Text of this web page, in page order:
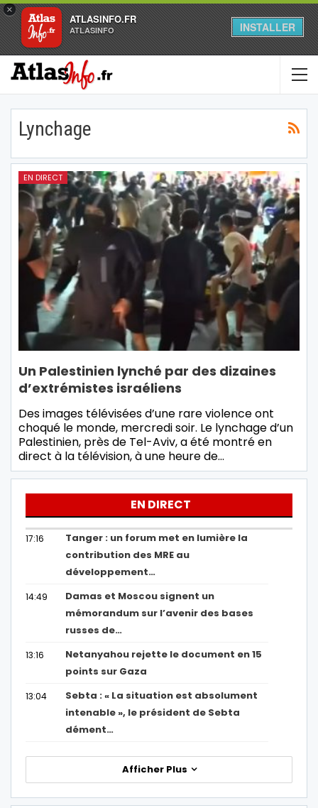
×
ATLASINFO.FR
ATLASINFO INSTALLER
Lynchage
EN DIRECT
Un Palestinien lynché par des dizaines
d’extrémistes israéliens
Des images télévisées d’une rare violence ont
choqué le monde, mercredi soir. Le lynchage d’un
Palestinien, près de Tel-Aviv, a été montré en
direct à la télévision, à une heure de…
EN DIRECT
17:16
Tanger : un forum met en lumière la
contribution des MRE au
développement…
14:49
Damas et Moscou signent un
mémorandum sur l’avenir des bases
russes de…
13:16
Netanyahou rejette le document en 15
points sur Gaza
13:04
Sebta : « La situation est absolument
intenable », le président de Sebta
dément…
Afficher Plus